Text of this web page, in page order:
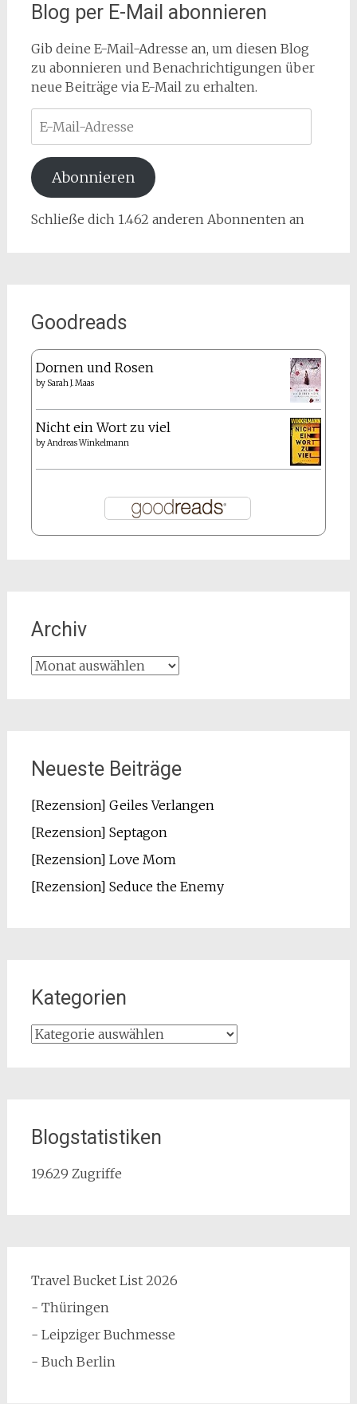
Blog per E-Mail abonnieren
Gib deine E-Mail-Adresse an, um diesen Blog
zu abonnieren und Benachrichtigungen über
neue Beiträge via E-Mail zu erhalten.
Mail-
Adresse
Abonnieren
Schließe dich 1.462 anderen Abonnenten an
Goodreads
Dornen und Rosen
by Sarah J. Maas
Nicht ein Wort zu viel
byAndreas Winkelmann
Archiv
Archiv
Neueste Beiträge
[Rezension] Geiles Verlangen
[Rezension] Septagon
[Rezension] Love Mom
[Rezension] Seduce the Enemy
Kategorien
Kategorien
Blogstatistiken
19.629 Zugriffe
Travel Bucket List 2026
- Thüringen
- Leipziger Buchmesse
- Buch Berlin